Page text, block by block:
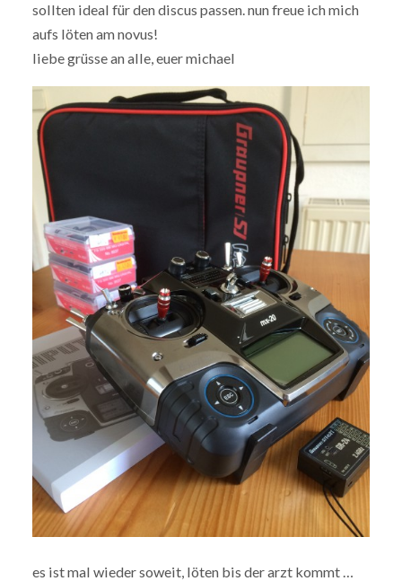
sollten ideal für den discus passen. nun freue ich mich
aufs löten am novus!
liebe grüsse an alle, euer michael
es ist mal wieder soweit, löten bis der arzt kommt …